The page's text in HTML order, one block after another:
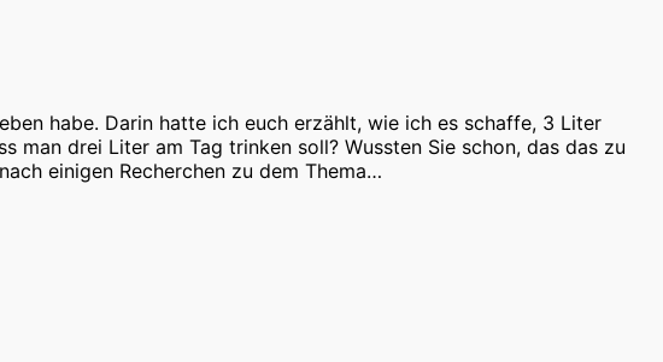
habe. Darin hatte ich euch erzählt, wie ich es schaffe, 3 Liter
man drei Liter am Tag trinken soll? Wussten Sie schon, das das zu
einigen Recherchen zu dem Thema…